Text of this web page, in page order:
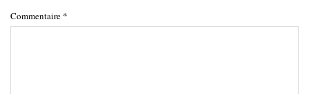
Commentaire *